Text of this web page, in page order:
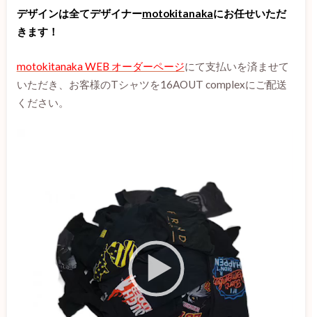
デザインは全てデザイナーmotokitanakaにお任せいただ
きます！
motokitanaka WEB オーダーページにて支払いを済ませて
いただき、お客様のTシャツを16AOUT complexにご配送
ください。